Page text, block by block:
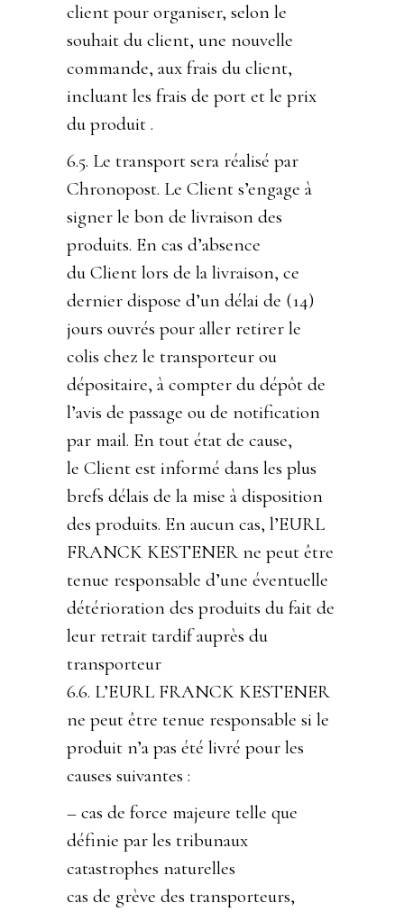
client pour organiser, selon le
souhait du client, une nouvelle
commande, aux frais du client,
incluant les frais de port et le prix
du produit .
6.5. Le transport sera réalisé par
Chronopost. Le Client s’engage à
signer le bon de livraison des
produits. En cas d’absence
du Client lors de la livraison, ce
dernier dispose d’un délai de (14)
jours ouvrés pour aller retirer le
colis chez le transporteur ou
dépositaire, à compter du dépôt de
l’avis de passage ou de notification
par mail. En tout état de cause,
le Client est informé dans les plus
brefs délais de la mise à disposition
des produits. En aucun cas, l’EURL
FRANCK KESTENER ne peut être
tenue responsable d’une éventuelle
détérioration des produits du fait de
leur retrait tardif auprès du
transporteur
6.6. L’EURL FRANCK KESTENER
ne peut être tenue responsable si le
produit n’a pas été livré pour les
causes suivantes :
– cas de force majeure telle que
définie par les tribunaux
catastrophes naturelles
cas de grève des transporteurs,